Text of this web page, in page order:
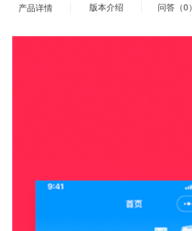
产品详情 版本介绍 问答（0）